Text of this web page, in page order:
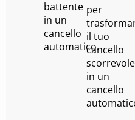
battente
in un
cancello
automatico.
per
il tuo
cancello
scorrevole
in un
cancello